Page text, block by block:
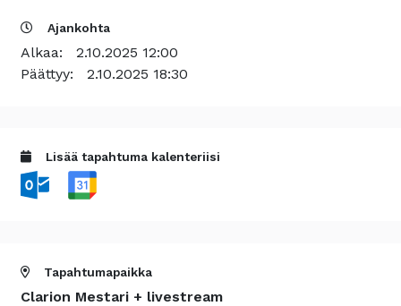
Ajankohta
Alkaa: 2.10.2025 12:00
Päättyy: 2.10.2025 18:30
Lisää tapahtuma kalenteriisi
Tapahtumapaikka
Clarion Mestari + livestream